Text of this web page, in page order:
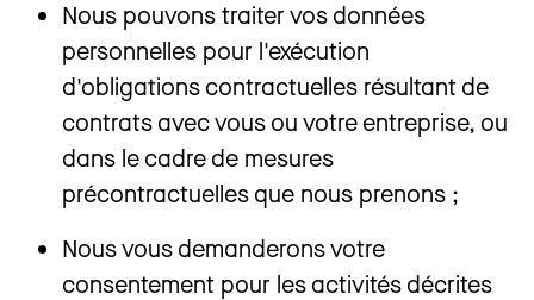
Nous pouvons traiter vos données
personnelles pour l'exécution
d'obligations contractuelles résultant de
contrats avec vous ou votre entreprise, ou
dans le cadre de mesures
précontractuelles que nous prenons ;
Nous vous demanderons votre
consentement pour les activités décrites